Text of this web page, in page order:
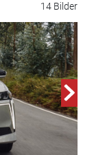
14 Bilder